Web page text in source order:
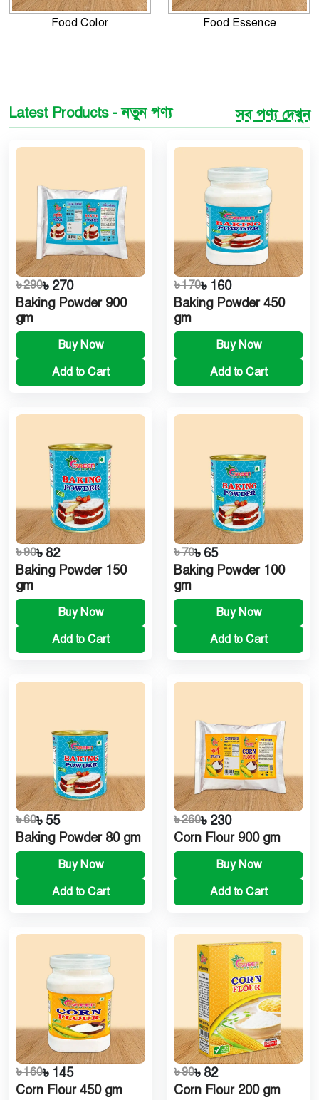
Food Color Food Essence
Latest Products - নতুন পণ্য সব পণ্য দেখুন
৳ 290৳ 270
Baking Powder 900
gm
Buy Now
Add to Cart
৳ 170৳ 160
Baking Powder 450
gm
Buy Now
Add to Cart
৳ 90৳ 82
Baking Powder 150
gm
Buy Now
Add to Cart
৳ 70৳ 65
Baking Powder 100
gm
Buy Now
Add to Cart
৳ 60৳ 55
Baking Powder 80 gm
Buy Now
Add to Cart
৳ 260৳ 230
Corn Flour 900 gm
Buy Now
Add to Cart
৳ 160৳ 145
Corn Flour 450 gm
৳ 90৳ 82
Corn Flour 200 gm